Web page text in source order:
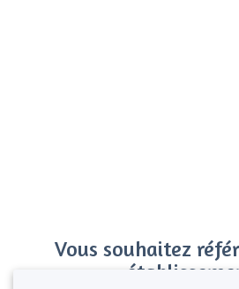
Vous souhaitez